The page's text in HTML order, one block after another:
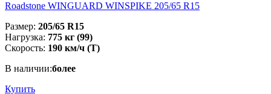
Roadstone WINGUARD WINSPIKE 205/65 R15
Размер: 205/65 R15
Нагрузка: 775 кг (99)
Скорость: 190 км/ч (T)
В наличии:более
Купить